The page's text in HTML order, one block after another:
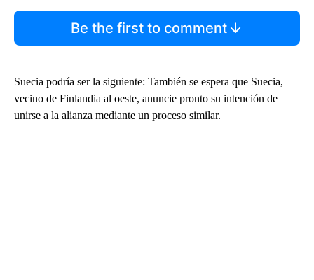
Be the first to comment
Suecia podría ser la siguiente: También se espera que Suecia,
vecino de Finlandia al oeste, anuncie pronto su intención de
unirse a la alianza mediante un proceso similar.